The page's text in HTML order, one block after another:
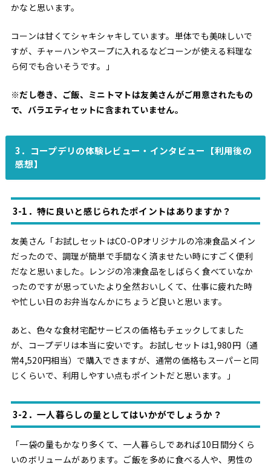
かなと思います。
コーンは甘くてシャキシャキしています。単体でも美味しいで
すが、チャーハンやスープに入れるなどコーンが使える料理な
ら何でも合いそうです。」
※だし巻き、ご飯、ミニトマトは友美さんがご用意されたもの
で、バラエティセットに含まれていません。
3．コープデリの体験レビュー・インタビュー【利用後の
感想】
3-1．特に良いと感じられたポイントはありますか？
友美さん「お試しセットはCO-OPオリジナルの冷凍食品メイン
だったので、調理が簡単で手間なく済ませたい時にすごく便利
だなと思いました。レンジの冷凍食品をしばらく食べていなか
ったのですが思っていたより全然おいしくて、仕事に疲れた時
や忙しい日のお弁当なんかにちょうど良いと思います。
あと、色々な食材宅配サービスの価格もチェックしてました
が、コープデリは本当に安いです。お試しセットは1,980円（通
常4,520円相当）で購入できますが、通常の価格もスーパーと同
じくらいで、利用しやすい点もポイントだと思います。」
3-2．一人暮らしの量としてはいかがでしょうか？
「一袋の量もかなり多くて、一人暮らしであれば10日間分くら
いのボリュームがあります。ご飯を多めに食べる人や、男性の